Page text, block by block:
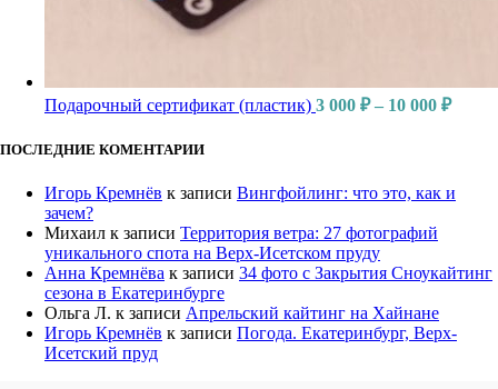
Подарочный сертификат (пластик) 3 000 ₽ – 10 000 ₽
ПОСЛЕДНИЕ КОМЕНТАРИИ
Игорь Кремнёв к записи Вингфойлинг: что это, как и
зачем?
Михаил к записи Территория ветра: 27 фотографий
уникального спота на Верх-Исетском пруду
Анна Кремнёва к записи 34 фото с Закрытия Сноукайтинг
сезона в Екатеринбурге
Ольга Л. к записи Апрельский кайтинг на Хайнане
Игорь Кремнёв к записи Погода. Екатеринбург, Верх-
Исетский пруд